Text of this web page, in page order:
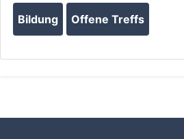
Bildung Offene Treffs